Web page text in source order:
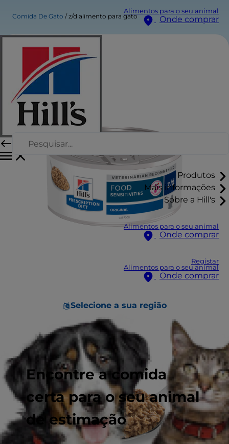
Alimentos para o seu animal
Onde comprar
Produtos
Mais informações
Sobre a Hill's
Alimentos para o seu animal
Onde comprar
Registar
Alimentos para o seu animal
Onde comprar
Selecione a sua região
Encontre a comida
certa para o seu animal
de estimação
Comida De Gato z/d alimento para gato